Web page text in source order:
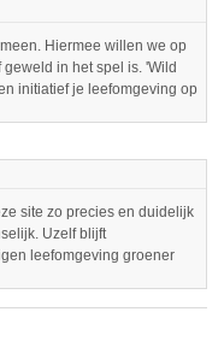
Hiermee willen we op
in het spel is. 'Wild
initiatief je leefomgeving op
site zo precies en duidelijk
Uzelf blijft
leefomgeving groener